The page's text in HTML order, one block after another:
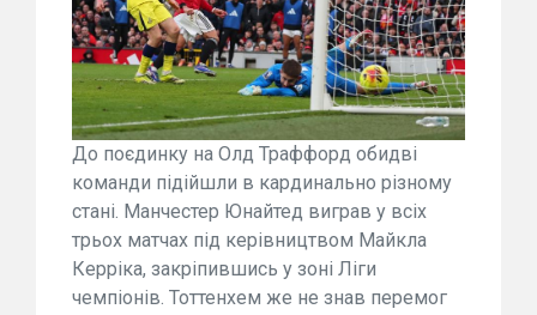
До поєдинку на Олд Траффорд обидві
команди підійшли в кардинально різному
стані. Манчестер Юнайтед виграв у всіх
трьох матчах під керівництвом Майкла
Керріка, закріпившись у зоні Ліги
чемпіонів. Тоттенхем же не знав перемог